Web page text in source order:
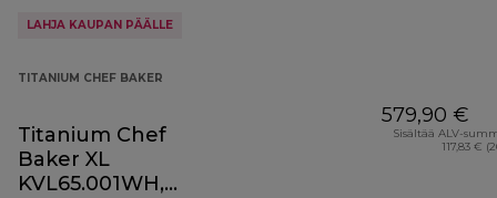
LAHJA KAUPAN PÄÄLLE
TITANIUM CHEF BAKER
Titanium Chef
Baker XL
KVL65.001WH,
579,90 €
Sisältää ALV-
117,83 €